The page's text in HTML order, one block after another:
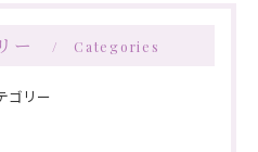
ー Categories
ゴリー